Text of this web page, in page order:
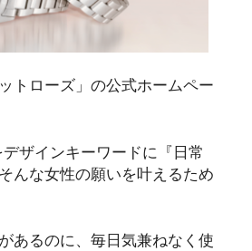
トローズ」の公式ホームペー
ザインキーワードに『日常
んな女性の願いを叶えるため
あるのに、毎日気兼ねなく使